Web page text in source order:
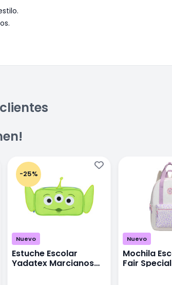
-25%
Nuevo
Estuche Escolar
Yadatex Marcianos
Nuevo
Mochila
Fair